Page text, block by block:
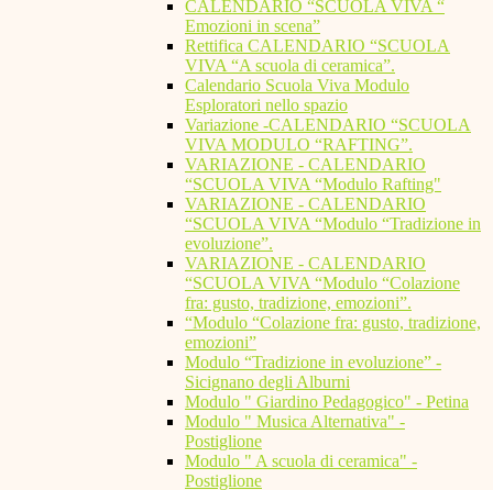
CALENDARIO “SCUOLA VIVA “
Emozioni in scena”
Rettifica CALENDARIO “SCUOLA
VIVA “A scuola di ceramica”.
Calendario Scuola Viva Modulo
Esploratori nello spazio
Variazione -CALENDARIO “SCUOLA
VIVA MODULO “RAFTING”.
VARIAZIONE - CALENDARIO
“SCUOLA VIVA “Modulo Rafting"
VARIAZIONE - CALENDARIO
“SCUOLA VIVA “Modulo “Tradizione in
evoluzione”.
VARIAZIONE - CALENDARIO
“SCUOLA VIVA “Modulo “Colazione
fra: gusto, tradizione, emozioni”.
“Modulo “Colazione fra: gusto, tradizione,
emozioni”
Modulo “Tradizione in evoluzione” -
Sicignano degli Alburni
Modulo " Giardino Pedagogico" - Petina
Modulo " Musica Alternativa" -
Postiglione
Modulo " A scuola di ceramica" -
Postiglione